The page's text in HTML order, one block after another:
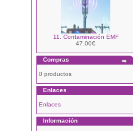
11. Contaminación EMF
47.00€
Compras
0 productos
Enlaces
Enlaces
Información